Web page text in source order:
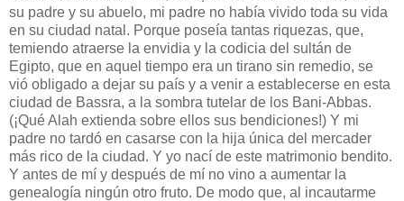
su padre y su abuelo, mi padre no había vivido toda su vida
en su ciudad natal. Porque poseía tantas riquezas, que,
temiendo atraerse la envidia y la codicia del sultán de
Egipto, que en aquel tiempo era un tirano sin remedio, se
vió obligado a dejar su país y a venir a establecerse en esta
ciudad de Bassra, a la sombra tutelar de los Bani-Abbas.
(¡Qué Alah extienda sobre ellos sus bendiciones!) Y mi
padre no tardó en casarse con la hija única del mercader
más rico de la ciudad. Y yo nací de este matrimonio bendito.
Y antes de mí y después de mí no vino a aumentar la
genealogía ningún otro fruto. De modo que, al incautarme